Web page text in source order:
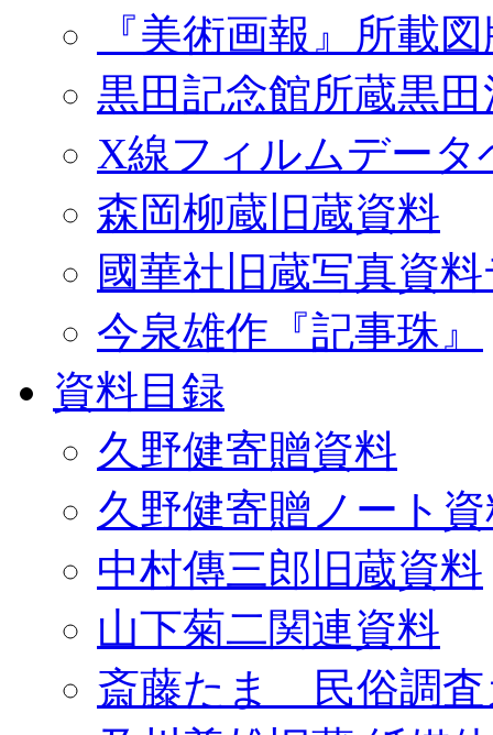
『美術画報』所載
黒田記念館所蔵黒
X線フィルムデータ
森岡柳蔵旧蔵資料
國華社旧蔵写真資
今泉雄作『記事珠』
資料目録
久野健寄贈資料
久野健寄贈ノート
中村傳三郎旧蔵資料
山下菊二関連資料
斎藤たま 民俗調査